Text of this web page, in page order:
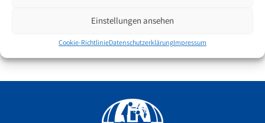
Einstellungen ansehen
Cookie-RichtlinieDatenschutzerklärungImpressum
Freude entgegen und richtete im Anschluss über seine Facebook
Facebook
YouTube
Instagram